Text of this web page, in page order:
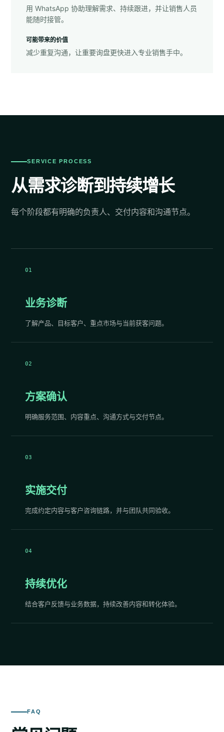
用 WhatsApp 协助理解需求、持续跟进，并让销售人员
能随时接管。
可能带来的价值
减少重复沟通，让重要询盘更快进入专业销售手中。
SERVICE PROCESS
从需求诊断到持续增长
每个阶段都有明确的负责人、交付内容和沟通节点。
01
业务诊断
了解产品、目标客户、重点市场与当前获客问题。
02
方案确认
明确服务范围、内容重点、沟通方式与交付节点。
03
实施交付
完成约定内容与客户咨询链路，并与团队共同验收。
04
持续优化
结合客户反馈与业务数据，持续改善内容和转化体验。
FAQ